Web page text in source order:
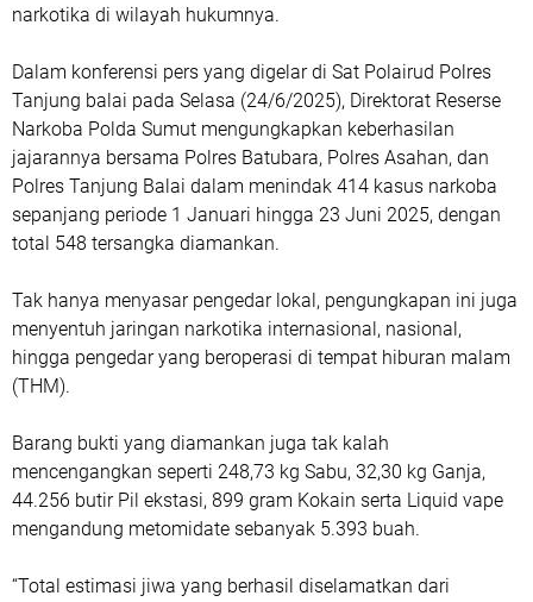
narkotika di wilayah hukumnya.
Dalam konferensi pers yang digelar di Sat Polairud Polres
Tanjung balai pada Selasa (24/6/2025), Direktorat Reserse
Narkoba Polda Sumut mengungkapkan keberhasilan
jajarannya bersama Polres Batubara, Polres Asahan, dan
Polres Tanjung Balai dalam menindak 414 kasus narkoba
sepanjang periode 1 Januari hingga 23 Juni 2025, dengan
total 548 tersangka diamankan.
Tak hanya menyasar pengedar lokal, pengungkapan ini juga
menyentuh jaringan narkotika internasional, nasional,
hingga pengedar yang beroperasi di tempat hiburan malam
(THM).
Barang bukti yang diamankan juga tak kalah
mencengangkan seperti 248,73 kg Sabu, 32,30 kg Ganja,
44.256 butir Pil ekstasi, 899 gram Kokain serta Liquid vape
mengandung metomidate sebanyak 5.393 buah.
“Total estimasi jiwa yang berhasil diselamatkan dari